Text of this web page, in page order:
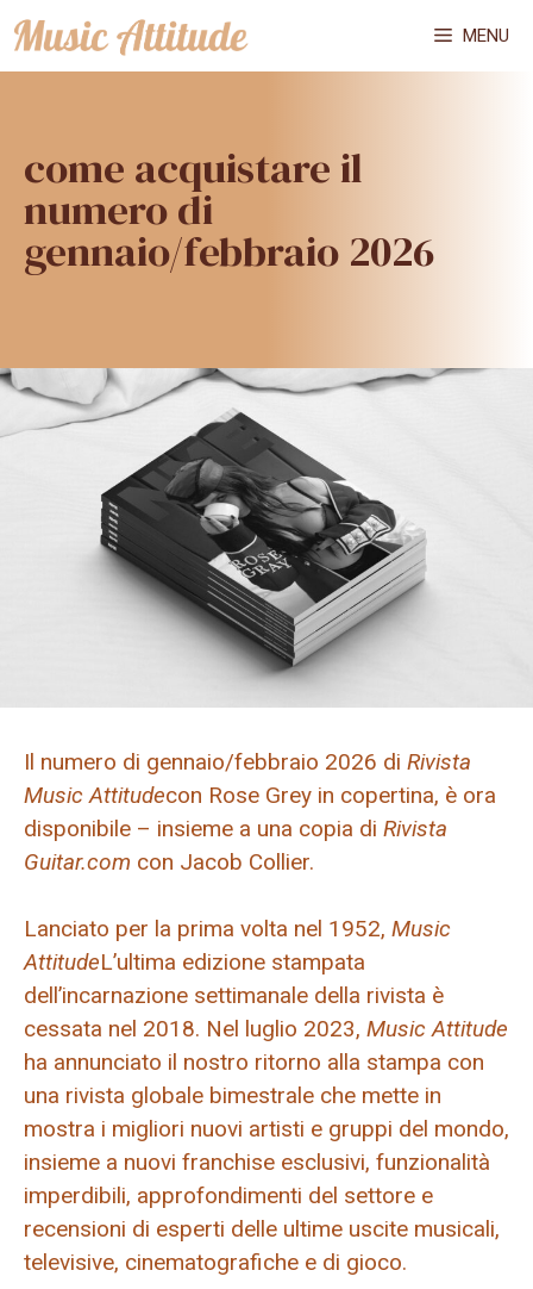
Vai
al
MENU
come acquistare il
numero di
gennaio/febbraio 2026
Il numero di gennaio/febbraio 2026 di Rivista
Music Attitudecon Rose Grey in copertina, è ora
disponibile – insieme a una copia di Rivista
Guitar.com con Jacob Collier.
Lanciato per la prima volta nel 1952, Music
AttitudeL’ultima edizione stampata
dell’incarnazione settimanale della rivista è
cessata nel 2018. Nel luglio 2023, Music Attitude
ha annunciato il nostro ritorno alla stampa con
una rivista globale bimestrale che mette in
mostra i migliori nuovi artisti e gruppi del mondo,
insieme a nuovi franchise esclusivi, funzionalità
imperdibili, approfondimenti del settore e
recensioni di esperti delle ultime uscite musicali,
televisive, cinematografiche e di gioco.